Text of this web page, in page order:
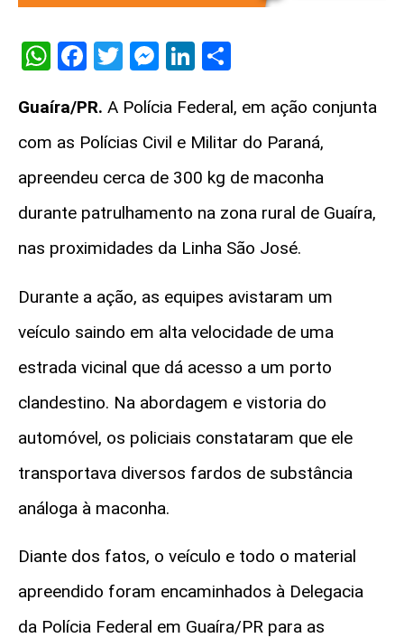
WhatsApp
Facebook
Twitter
Messenger
LinkedIn
Guaíra/PR. A Polícia Federal, em ação conjunta
com as Polícias Civil e Militar do Paraná,
apreendeu cerca de 300 kg de maconha
durante patrulhamento na zona rural de Guaíra,
nas proximidades da Linha São José.
Durante a ação, as equipes avistaram um
veículo saindo em alta velocidade de uma
estrada vicinal que dá acesso a um porto
clandestino. Na abordagem e vistoria do
automóvel, os policiais constataram que ele
transportava diversos fardos de substância
análoga à maconha.
Diante dos fatos, o veículo e todo o material
apreendido foram encaminhados à Delegacia
da Polícia Federal em Guaíra/PR para as